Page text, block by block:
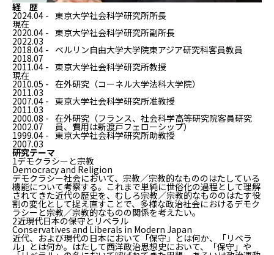
経 歴
2024.04 -
現在
東京大学社会科学研究所所長
2020.04 -
2022.03
東京大学社会科学研究所副所長
2018.04 -
2018.07
ベルリン自由大学大学院東アジア研究科客員教員
2011.04 -
現在
東京大学社会科学研究所教授
2010.05 -
2011.03
在外研究（コーネル大学法科大学院）
2007.04 -
2011.03
東京大学社会科学研究所准教授
2000.08 -
2002.07
在外研究（フランス、社会科学高等研究院客員研究
員、費用は新渡戸フェローシップ）
1999.04 -
2007.03
東京大学社会科学研究所助教授
研究テーマ
1デモクラシーと宗教
Democracy and Religion
デモクラシー社会において、宗教／宗教的なもののはたしている
機能について考察する。これまで単純に世俗化の過程として理解
されてきた近代の歴史を、むしろ宗教／宗教的なもののはたす役
割の変化として捉え直すことで、多様な政治社会におけるデモク
ラシーと宗教／宗教的なものの関係を考えたい。
2近現代日本の保守とリベラル
Conservatives and Liberals in Modern Japan
近代、および現代の日本において「保守」とは何か、「リベラ
ル」とは何か。はたして西洋政治思想史において、「保守」や